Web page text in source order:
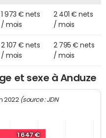
1 973 € nets
/ mois
2 401 € nets
/ mois
2 107 € nets
/ mois
2 795 € nets
/ mois
et sexe à Anduze
2022 (source : JDN
1 647 €